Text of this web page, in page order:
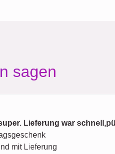
sagen
Lieferung war
mit Lieferung